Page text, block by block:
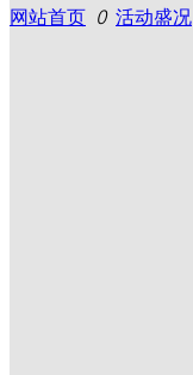
安 · 服务
们
网站首页 ꄲ 活动盛况